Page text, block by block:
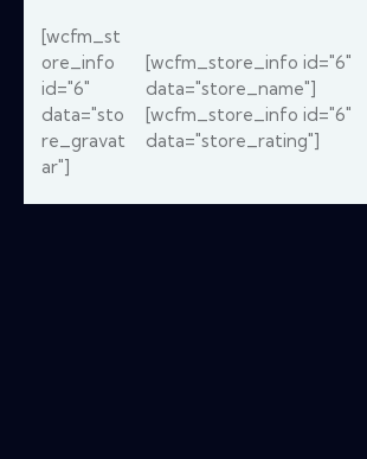
[wcfm_st
ore_info
id="6"
data="sto
re_gravat
ar"]
[wcfm_store_info id="6"
data="store_name"]
[wcfm_store_info id="6"
data="store_rating"]